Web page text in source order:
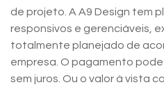
de projeto. A A9 Design tem
responsivos e gerenciáveis,
totalmente planejado de
empresa. O pagamento
sem juros. Ou o valor à vista